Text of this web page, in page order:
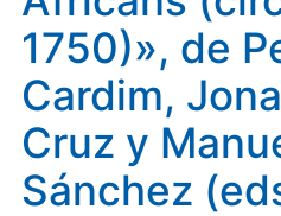
1750)», de
Cardim,
Cruz y
Sánchez